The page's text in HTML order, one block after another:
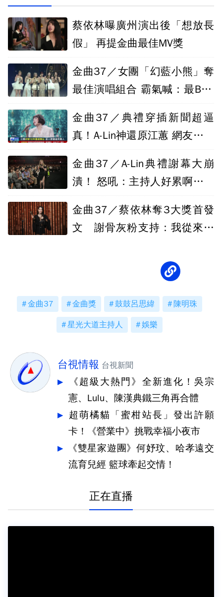
蔡依林曝廣州演出後「想放長
假」 再提金曲最佳MV獎
金曲37／女團「幻藍小熊」奪
最佳演唱組合 霸氣喊：最BAD
金曲37／典禮穿插新聞超逼
真！A-Lin神還原江蕙 網友好評
金曲37／A-Lin典禮謝幕大崩
潰！ 怒吼：主持人好累啊我要
金曲37／蔡依林奪3大獎首發
文 謝骨灰粉支持：我從來不
金曲37 金曲獎 鼓鼓呂思緯 陳明珠
星光大道主持人 娛樂
台視情報 台視新聞
《超級大熱門》全新進化！吳宗
憲、Lulu、陳漢典鐵三角再合體
超萌橘貓「蜜柑站長」發出許願
卡！《營業中》挑戰幸福小夜市
《雙星家遊團》何妤玟、哈孝遠交
流育兒經 籃球牽起交情！
正在直播